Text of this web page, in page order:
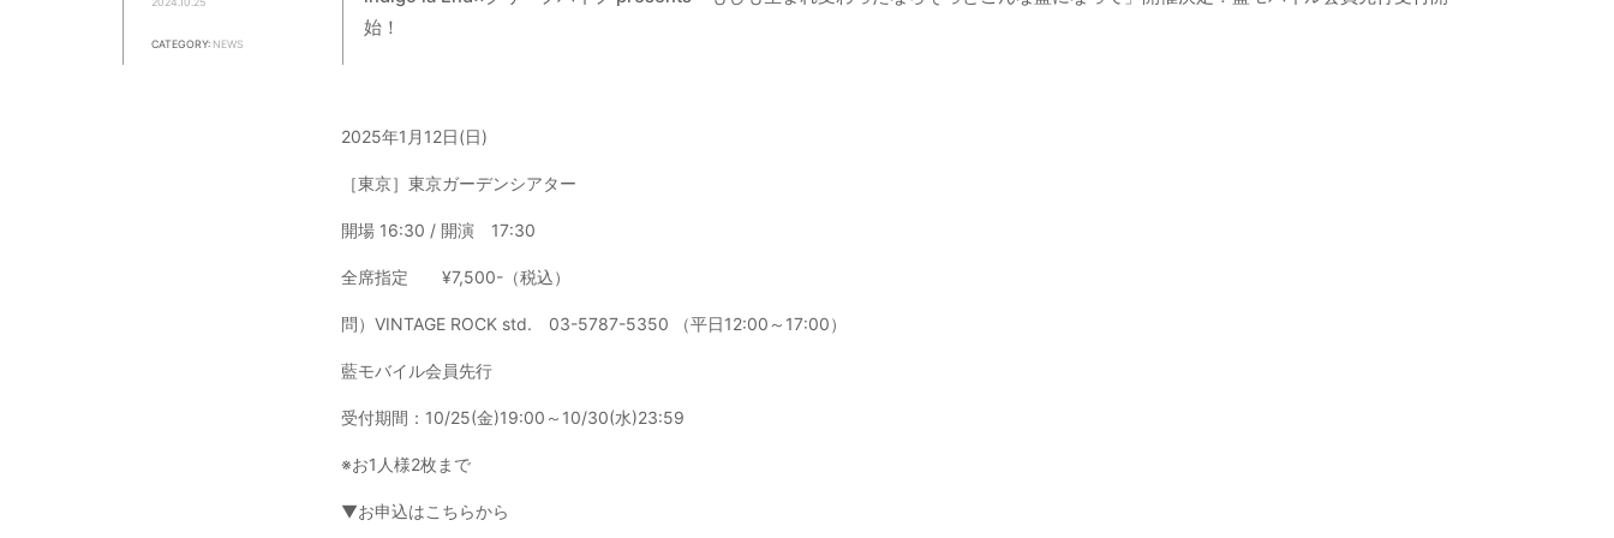
CATEGORY:NEWS
始！
2025年1月12日(日)
［東京］東京ガーデンシアター
開場 16:30 / 開演 17:30
全席指定 ¥7,500-（税込）
問）VINTAGE ROCK std. 03-5787-5350 （平日12:00～17:00）
藍モバイル会員先行
受付期間：10/25(金)19:00～10/30(水)23:59
※お1人様2枚まで
▼お申込はこちらから